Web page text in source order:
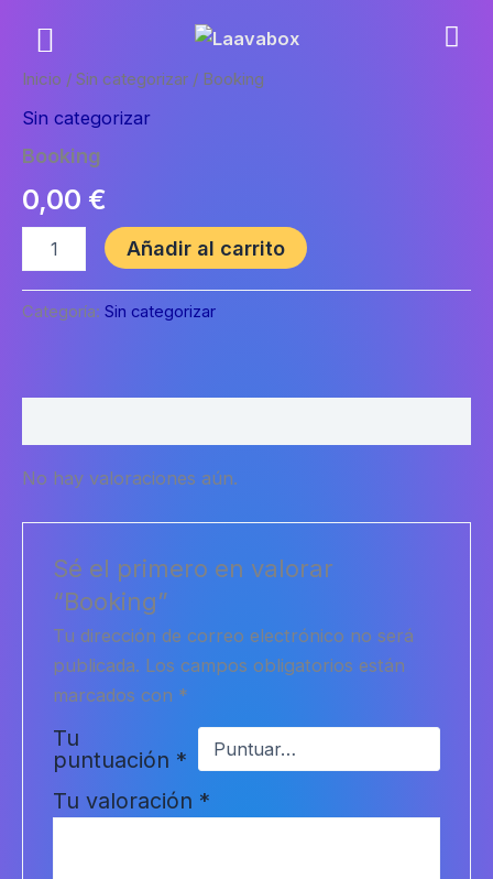
contenido
Inicio / Sin categorizar / Booking
Sin categorizar
Booking
0,00 €
cantidad
Añadir al carrito
Categoría: Sin categorizar
No hay valoraciones aún.
Sé el primero en valorar
“Booking”
Tu dirección de correo electrónico no será
publicada. Los campos obligatorios están
marcados con *
Tu
puntuación *
Tu valoración *